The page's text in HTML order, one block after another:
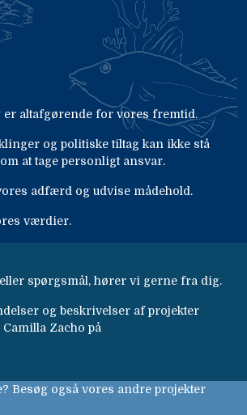
er altafgørende for vores fremtid.
og politiske tiltag kan ikke stå
at tage personligt ansvar.
adfærd og udvise mådehold.
værdier.
spørgsmål, hører vi gerne fra dig.
og beskrivelser af projekter
Zacho på
Besøg også vores andre projekter